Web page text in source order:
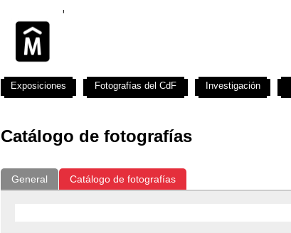
Catálogo de fotografías
General Catálogo de fotografías
Exposiciones Fotografías del CdF Investigación